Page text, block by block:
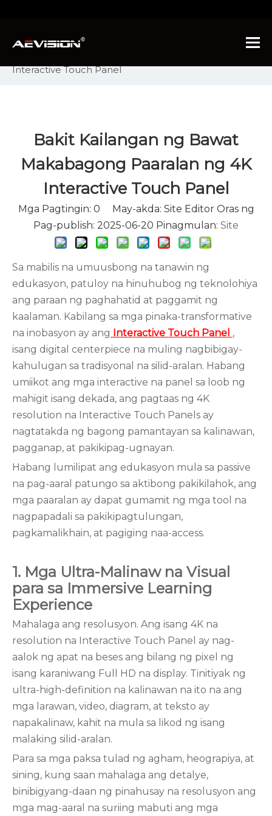
Kailangan ng Bawat Makabagong Paaralan ng 4K
Interactive Touch Panel
Bakit Kailangan ng Bawat
Makabagong Paaralan ng 4K
Interactive Touch Panel
Mga Pagtingin: 0 May-akda: Site Editor Oras ng
Pag-publish: 2025-06-20 Pinagmulan: Site
Sa mabilis na umuusbong na tanawin ng
edukasyon, patuloy na hinuhubog ng teknolohiya
ang paraan ng paghahatid at paggamit ng
kaalaman. Kabilang sa mga pinaka-transformative
na inobasyon ay ang Interactive Touch Panel ,
isang digital centerpiece na muling nagbibigay-
kahulugan sa tradisyonal na silid-aralan. Habang
umiikot ang mga interactive na panel sa loob ng
mahigit isang dekada, ang pagtaas ng 4K
resolution na Interactive Touch Panels ay
nagtatakda ng bagong pamantayan sa kalinawan,
pagganap, at pakikipag-ugnayan.
Habang lumilipat ang edukasyon mula sa passive
na pag-aaral patungo sa aktibong pakikilahok, ang
mga paaralan ay dapat gumamit ng mga tool na
nagpapadali sa pakikipagtulungan,
pagkamalikhain, at pagiging naa-access.
1. Mga Ultra-Malinaw na Visual
para sa Immersive Learning
Experience
Mahalaga ang resolusyon. Ang isang 4K na
resolution na Interactive Touch Panel ay nag-
aalok ng apat na beses ang bilang ng pixel ng
isang karaniwang Full HD na display. Tinitiyak ng
ultra-high-definition na kalinawan na ito na ang
mga larawan, video, diagram, at teksto ay
napakalinaw, kahit na mula sa likod ng isang
malaking silid-aralan.
Para sa mga paksa tulad ng agham, heograpiya, at
sining, kung saan mahalaga ang detalye,
binibigyang-daan ng pinahusay na resolusyon ang
mga mag-aaral na suriing mabuti ang mga